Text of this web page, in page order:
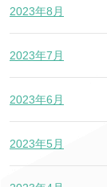
2023年8月
2023年7月
2023年6月
2023年5月